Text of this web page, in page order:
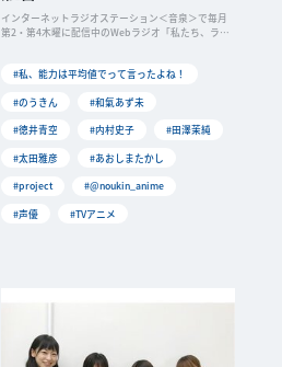
インターネットラジオステーション＜音泉＞で毎月
第2・第4木曜に配信中のWebラジオ「私たち、ラジ
#私、能力は平均値でって言ったよね！
#のうきん
#和氣あず未
#徳井青空
#内村史子
#田澤茉純
#太田雅彦
#あおしまたかし
#project
#@noukin_anime
#声優
#TVアニメ